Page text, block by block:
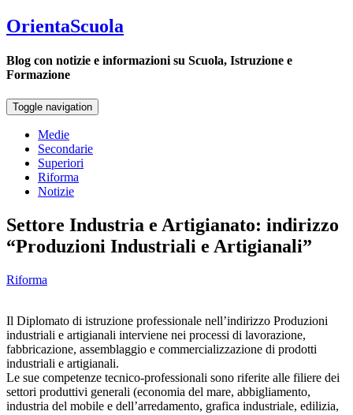
OrientaScuola
Blog con notizie e informazioni su Scuola, Istruzione e
Formazione
Toggle navigation
Medie
Secondarie
Superiori
Riforma
Notizie
Settore Industria e Artigianato: indirizzo
“Produzioni Industriali e Artigianali”
Riforma
Il Diplomato di istruzione professionale nell’indirizzo Produzioni
industriali e artigianali interviene nei processi di lavorazione,
fabbricazione, assemblaggio e commercializzazione di prodotti
industriali e artigianali.
Le sue competenze tecnico-professionali sono riferite alle filiere dei
settori produttivi generali (economia del mare, abbigliamento,
industria del mobile e dell’arredamento, grafica industriale, edilizia,